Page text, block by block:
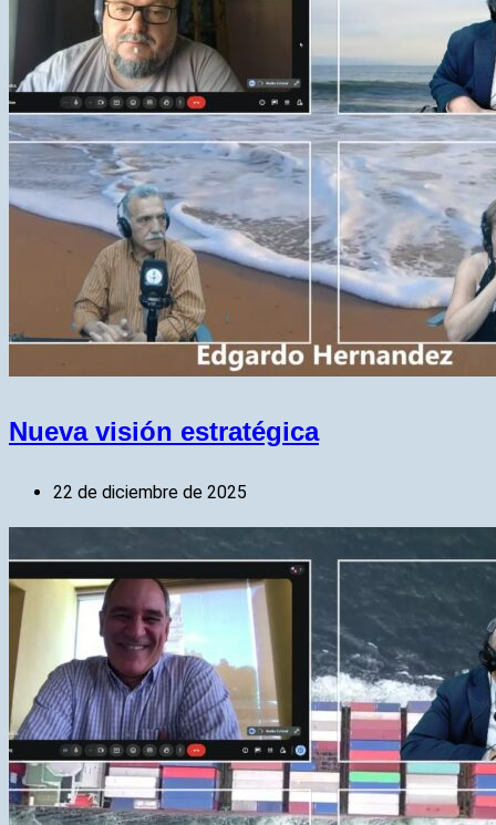
Nueva visión estratégica
22 de diciembre de 2025